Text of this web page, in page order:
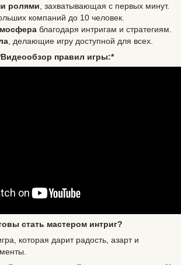
ролями , захватывающая с первых минут.
компаний до 10 человек.
благодаря интригам и стратегиям.
, делающие игру доступной для всех.
правил игры:*
стать мастером интриг?
которая дарит радость, азарт и